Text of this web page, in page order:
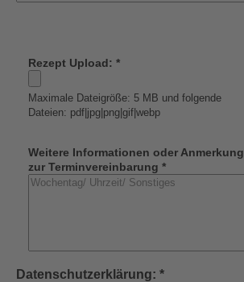
Rezept Upload: *
Maximale Dateigröße: 5 MB und folgende
Dateien: pdf|jpg|png|gif|webp
Weitere Informationen oder Anmerkung
zur Terminvereinbarung *
Datenschutzerklärung: *